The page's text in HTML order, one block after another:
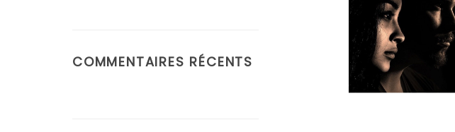
COMMENTAIRES RÉCENTS